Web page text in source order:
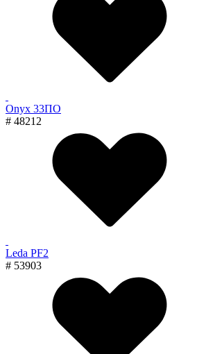
Onyx 33ПО
# 48212
Leda PF2
# 53903